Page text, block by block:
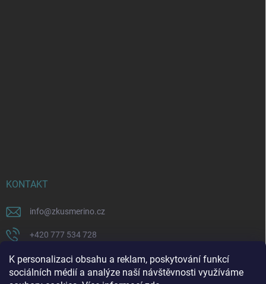
K personalizaci obsahu a reklam, poskytování funkcí
sociálních médií a analýze naší návštěvnosti využíváme
KONTAKT
info@zkusmerino.cz
+420 777 534 728
https://www.facebook.com/zkusmerino/
zkusmerino.cz